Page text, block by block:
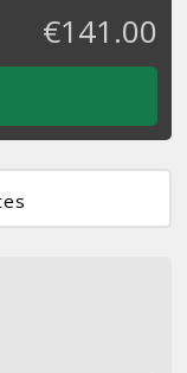
€141.00